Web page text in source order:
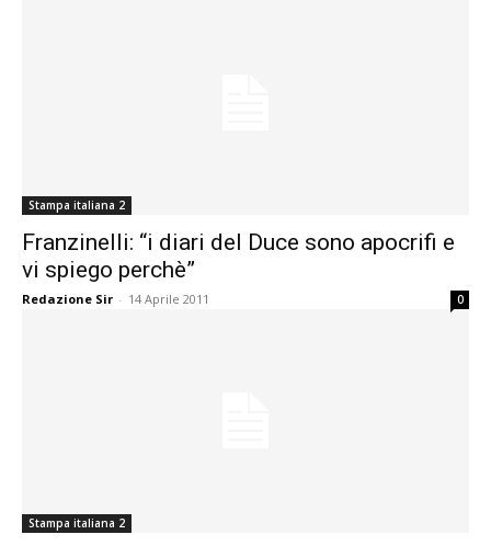
Stampa italiana 2
Franzinelli: “i diari del Duce sono apocrifi e
vi spiego perchè”
Redazione Sir - 14 Aprile 2011 0
Stampa italiana 2